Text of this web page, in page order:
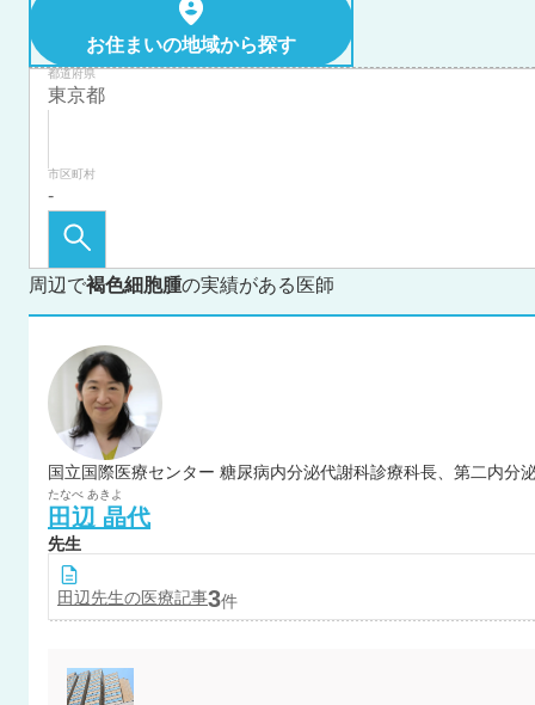
お住まいの地域から探す
都道府県
市区町村
周辺で褐色細胞腫の実績がある医師
国立国際医療センター 糖尿病内分泌代謝科診療科長、第二内分
たなべ あきよ
田辺 晶代
先生
田辺 先生の医療記事3件